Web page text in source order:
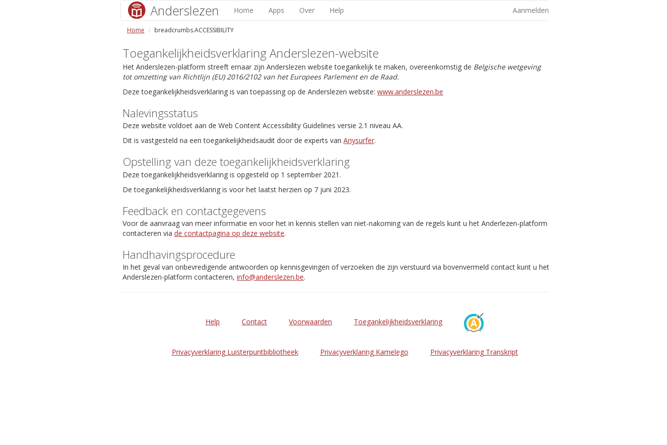
Anderslezen Home Apps Over Help Aanmelden
Home breadcrumbs.ACCESSIBILITY
Toegankelijkheidsverklaring Anderslezen-website
Het Anderslezen-platform streeft ernaar zijn Anderslezen website toegankelijk te maken, overeenkomstig de Belgische wetgeving
tot omzetting van Richtlijn (EU) 2016/2102 van het Europees Parlement en de Raad.
Deze toegankelijkheidsverklaring is van toepassing op de Anderslezen website: www.anderslezen.be
Nalevingsstatus
Deze website voldoet aan de Web Content Accessibility Guidelines versie 2.1 niveau AA.
Dit is vastgesteld na een toegankelijkheidsaudit door de experts van Anysurfer.
Opstelling van deze toegankelijkheidsverklaring
Deze toegankelijkheidsverklaring is opgesteld op 1 september 2021.
De toegankelijkheidsverklaring is voor het laatst herzien op 7 juni 2023.
Feedback en contactgegevens
Voor de aanvraag van meer informatie en voor het in kennis stellen van niet-nakoming van de regels kunt u het Anderlezen-platform
contacteren via de contactpagina op deze website.
Handhavingsprocedure
In het geval van onbevredigende antwoorden op kennisgevingen of verzoeken die zijn verstuurd via bovenvermeld contact kunt u het
Anderslezen-platform contacteren, info@anderslezen.be.
Help Contact Voorwaarden Toegankelijkheidsverklaring
Privacyverklaring Luisterpuntbibliotheek Privacyverklaring Kamelego Privacyverklaring Transkript